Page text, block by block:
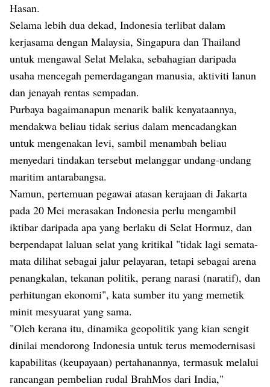
Hasan.
Selama lebih dua dekad, Indonesia terlibat dalam
kerjasama dengan Malaysia, Singapura dan Thailand
untuk mengawal Selat Melaka, sebahagian daripada
usaha mencegah pemerdagangan manusia, aktiviti lanun
dan jenayah rentas sempadan.
Purbaya bagaimanapun menarik balik kenyataannya,
mendakwa beliau tidak serius dalam mencadangkan
untuk mengenakan levi, sambil menambah beliau
menyedari tindakan tersebut melanggar undang-undang
maritim antarabangsa.
Namun, pertemuan pegawai atasan kerajaan di Jakarta
pada 20 Mei merasakan Indonesia perlu mengambil
iktibar daripada apa yang berlaku di Selat Hormuz, dan
berpendapat laluan selat yang kritikal "tidak lagi semata-
mata dilihat sebagai jalur pelayaran, tetapi sebagai arena
penangkalan, tekanan politik, perang narasi (naratif), dan
perhitungan ekonomi", kata sumber itu yang memetik
minit mesyuarat yang sama.
"Oleh kerana itu, dinamika geopolitik yang kian sengit
dinilai mendorong Indonesia untuk terus memodernisasi
kapabilitas (keupayaan) pertahanannya, termasuk melalui
rancangan pembelian rudal BrahMos dari India,"